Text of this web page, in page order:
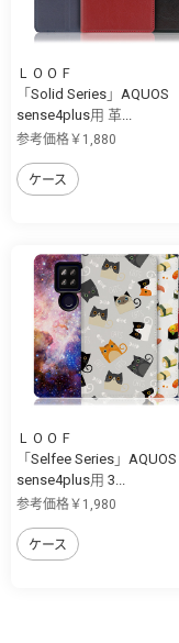
ＬＯＯＦ
「Solid Series」AQUOS
sense4plus用 革...
参考価格￥1,880
ケース
ＬＯＯＦ
「Selfee Series」AQUOS
sense4plus用 3...
参考価格￥1,980
ケース